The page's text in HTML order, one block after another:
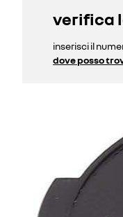
verifica
inserisci il
dove posso